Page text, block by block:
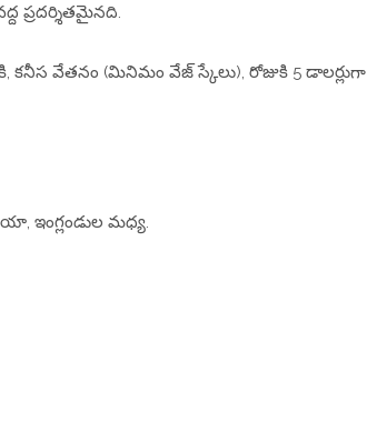
ప్రదర్శితమైనది.
వేతనం (మినిమం వేజ్ స్కేలు), రోజుకి 5 డాలర్లుగా
ఇంగ్లండుల మధ్య.